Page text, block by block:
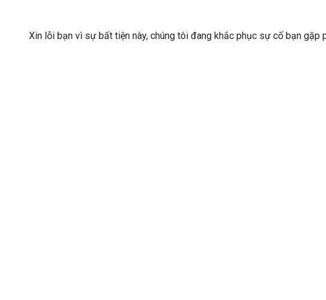
Xin lỗi bạn vì sự bất tiện này, chúng tôi đang khắc phục sự cố bạn gặp